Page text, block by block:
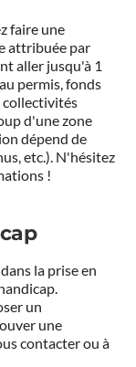
faire une
attribuée par
aller jusqu'à 1
permis, fonds
collectivités
d'une zone
dépend de
etc.). N'hésitez
!
la prise en
un
une
contacter ou à